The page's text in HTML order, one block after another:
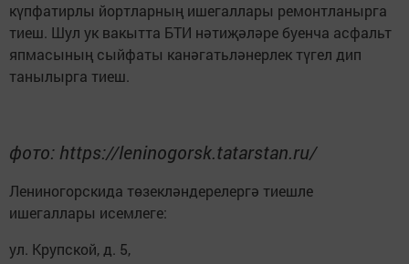
күпфатирлы йортларның ишегаллары ремонтланырга
тиеш. Шул ук вакытта БТИ нәтиҗәләре буенча асфальт
япмасының сыйфаты канәгатьләнерлек түгел дип
танылырга тиеш.
фото: https://leninogorsk.tatarstan.ru/
Лениногорскида төзекләндерелергә тиешле
ишегаллары исемлеге:
ул. Крупской, д. 5,